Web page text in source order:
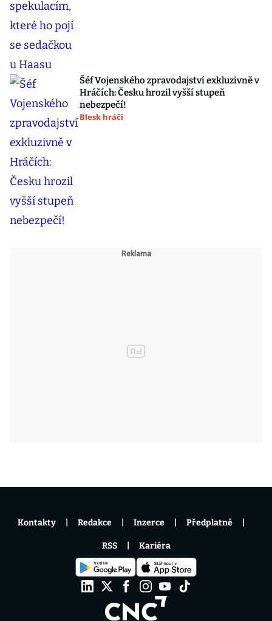
Šéf Vojenského zpravodajství exkluzivně v
Hráčích: Česku hrozil vyšší stupeň
nebezpečí!
Blesk hráči
Kontakty Redakce Inzerce Předplatné
RSS Kariéra